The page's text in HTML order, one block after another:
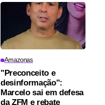
Amazonas
"Preconceito e
desinformação":
Marcelo sai em defesa
da ZFM e rebate